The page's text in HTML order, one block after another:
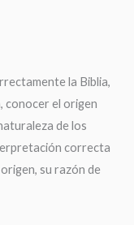
la Biblia,
conocer el origen
de los
correcta
su razón de